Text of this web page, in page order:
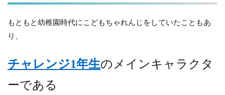
もともと幼稚園時代にこどもちゃれんじをしていたこともあ
り、
チャレンジ1年生のメインキャラクタ
ーである